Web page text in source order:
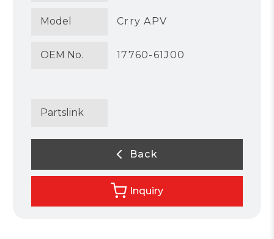
Model Crry APV
OEM No. 17760-61J00
Partslink
Back
Inquiry